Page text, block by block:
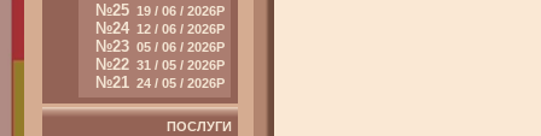
№25 19 / 06 / 2026Р
№24 12 / 06 / 2026Р
№23 05 / 06 / 2026Р
№22 31 / 05 / 2026Р
№21 24 / 05 / 2026Р
ПОСЛУГИ